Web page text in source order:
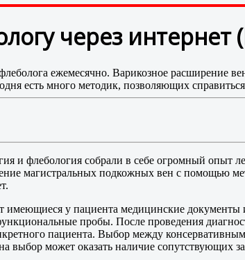
через интернет
ежемесячно. Варикозное расширение
есть много методик, позволяющих
и флебология собрали в себе огромный опыт
магистральных подкожных вен с помощью
имеющиеся у пациента медицинские
пробы. После проведения
пациента. Выбор между
выбор может оказать наличие сопутствующих